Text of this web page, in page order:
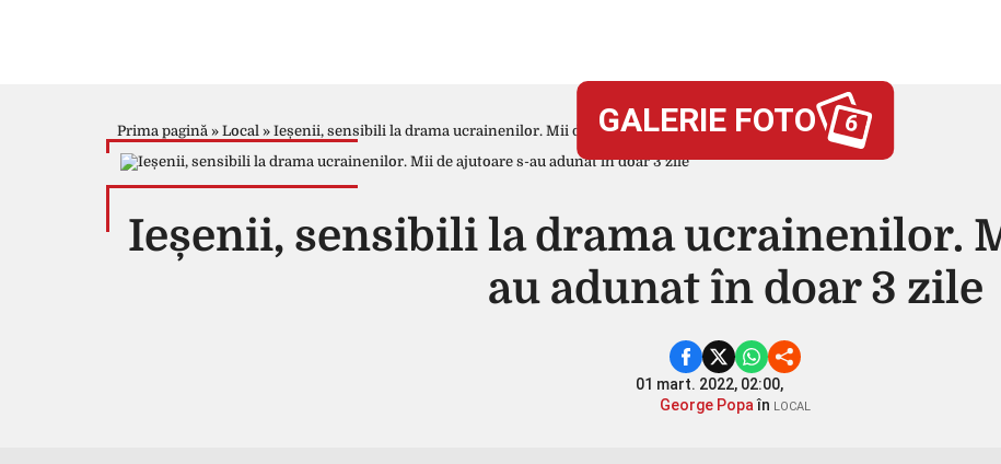
Prima pagină » Local » Ieșenii, sensibili la drama ucrainenilor. Mii de ajutoare s-au adunat în doar 3 zile
GALERIE FOTO 6
Ieșenii, sensibili la drama ucrainenilor.
au adunat în doar 3 zile
01 mart. 2022, 02:00,
George Popaîn LOCAL